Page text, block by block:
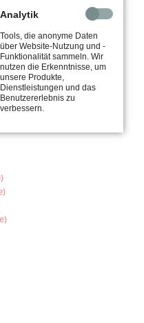
Analytik
Tools, die anonyme Daten
über Website-Nutzung und -
Funktionalität sammeln. Wir
nutzen die Erkenntnisse, um
unsere Produkte,
Dienstleistungen und das
Benutzererlebnis zu
verbessern.